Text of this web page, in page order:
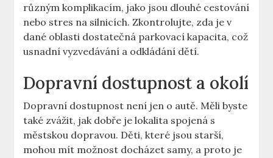
různým komplikacím, jako jsou dlouhé cestování
nebo stres na silnicích. Zkontrolujte, zda je v
dané oblasti dostatečná parkovací kapacita, což
usnadní vyzvedávání a odkládání dětí.
Dopravní dostupnost a okolí
Dopravní dostupnost není jen o autě. Měli byste
také zvážit, jak dobře je lokalita spojená s
městskou dopravou. Děti, které jsou starší,
mohou mít možnost docházet samy, a proto je